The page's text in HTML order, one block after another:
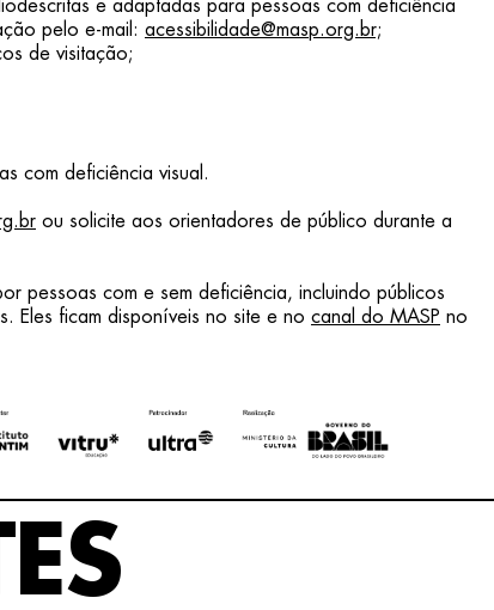
e adaptadas para pessoas com deficiência
pelo e-mail: acessibilidade@masp.org.br;
de visitação;
com deficiência visual.
ou solicite aos orientadores de público durante a
pessoas com e sem deficiência, incluindo públicos
Eles ficam disponíveis no site e no canal do MASP no